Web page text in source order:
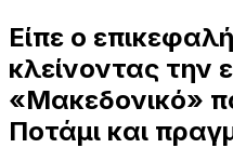
Είπε ο
κλείνοντας την
«Μακεδονικό»
Ποτάμι και